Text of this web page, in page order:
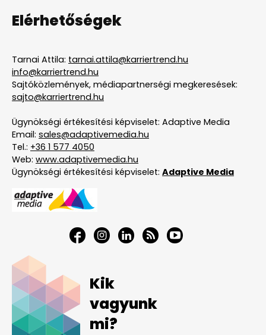
Elérhetőségek
Tarnai Attila: tarnai.attila@karriertrend.hu
info@karriertrend.hu
Sajtóközlemények, médiapartnerségi megkeresések:
sajto@karriertrend.hu
Ügynökségi értékesítési képviselet: Adaptive Media
Email: sales@adaptivemedia.hu
Tel.: +36 1 577 4050
Web: www.adaptivemedia.hu
Ügynökségi értékesítési képviselet: Adaptive Media
Kik
vagyunk
mi?